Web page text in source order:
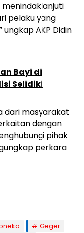
menindaklanjuti
pelaku yang
AKP Didin
Bayi di
Selidiki
dari masyarakat
dengan
pihak
perkara
Geger